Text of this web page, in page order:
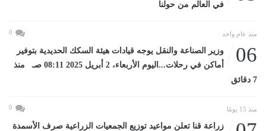
في العالم من حولنا
منذ عام واحد 0
06
وزير الصناعة والنقل يوجه قيادات هيئة السكك الحديدية بتوفير
أماكن في رحلات...اليوم الأربعاء، 2 أبريل 2025 08:11 صـ منذ
7 دقائق
منذ 15 يومًا 0
زراعة قنا تعلن مواعيد توزيع الجمعيات الزراعية صرف الأسمدة